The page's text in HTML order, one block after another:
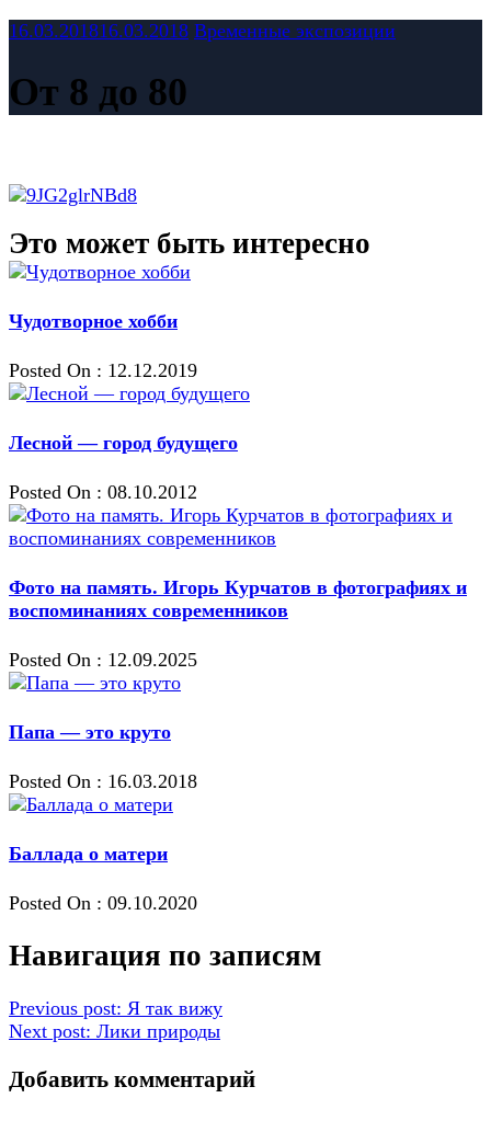
16.03.201816.03.2018 Временные экспозиции
От 8 до 80
Чудотворное хобби
Posted On : 12.12.2019
Лесной — город будущего
Posted On : 08.10.2012
Фото на память. Игорь Курчатов в фотографиях и
воспоминаниях современников
Posted On : 12.09.2025
Папа — это круто
Posted On : 16.03.2018
Баллада о матери
Posted On : 09.10.2020
Навигация по записям
Previous post: Я так вижу
Next post: Лики природы
Добавить комментарий